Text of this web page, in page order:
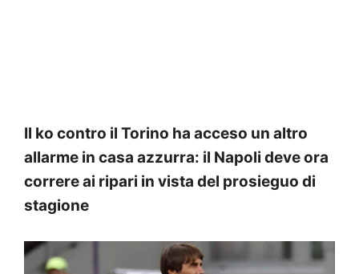
Il ko contro il Torino ha acceso un altro
allarme in casa azzurra: il Napoli deve ora
correre ai ripari in vista del prosieguo di
stagione